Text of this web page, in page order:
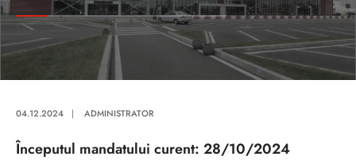
04.12.2024 | ADMINISTRATOR
Începutul mandatului curent: 28/10/2024